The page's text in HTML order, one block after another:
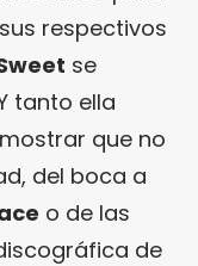
respectivos
se
tanto ella
que no
del boca a
o de las
de